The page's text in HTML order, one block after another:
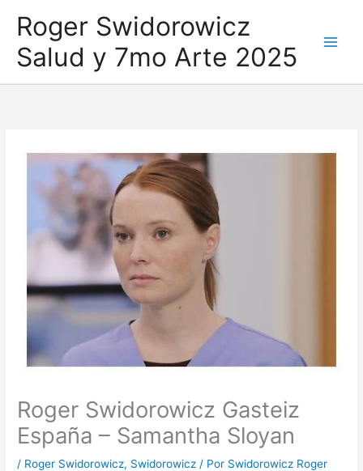
contenido
Roger Swidorowicz
Salud y 7mo Arte 2025
Roger Swidorowicz Gasteiz
España – Samantha Sloyan
/ Roger Swidorowicz, Swidorowicz / Por Swidorowicz Roger